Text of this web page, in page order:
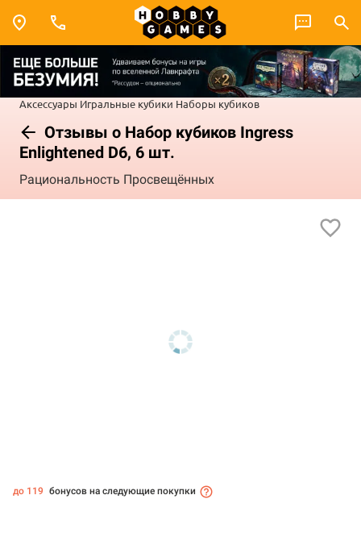
Аксессуары Игральные кубики Наборы кубиков
Отзывы о Набор кубиков Ingress
Enlightened D6, 6 шт.
Рациональность Просвещённых
до 119 бонусов на следующие покупки